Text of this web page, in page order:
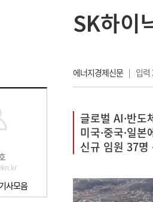
사모음
SK하이
에너지경제신문| 입력
글로벌 AI·반
미국·중국·일
신규 임원 37